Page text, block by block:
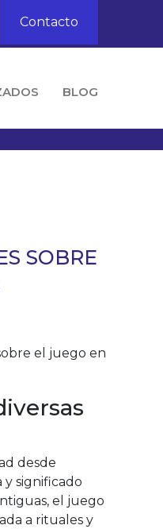
Contacto
BLOG
SOBRE
el juego en
desde
y significado
el juego
a rituales y